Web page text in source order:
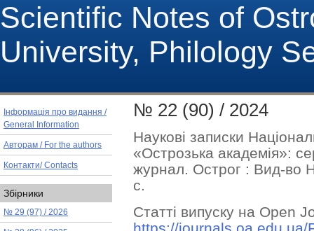
Scientific Notes of
University, Philology
Інформація про видання /
General Information
Авторам / For the authors
Контакти/ Contacts
Збірники
№ 29 (97) / 2026
№ 22 (90) / 2024
Наукові записки
«Острозька академія»:
журнал. Острог : Вид-во
с.
Статті випуску на Open